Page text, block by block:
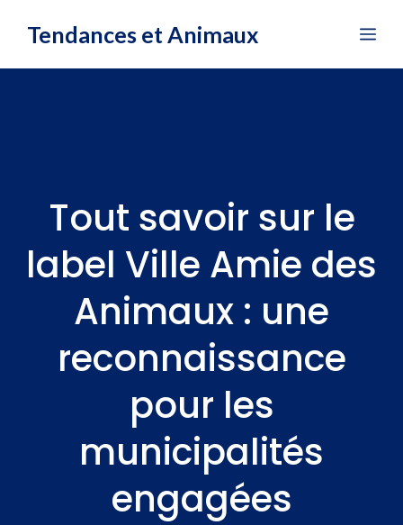
Tendances et Animaux
Tout savoir sur le
label Ville Amie des
Animaux : une
reconnaissance
pour les
municipalités
engagées